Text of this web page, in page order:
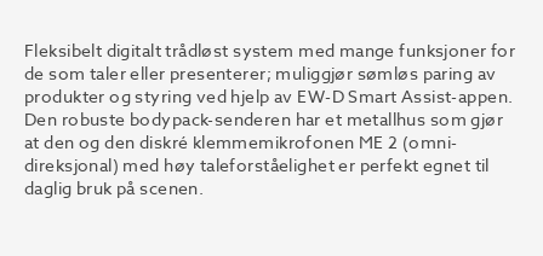
Fleksibelt digitalt trådløst system med mange funksjoner for
de som taler eller presenterer; muliggjør sømløs paring av
produkter og styring ved hjelp av EW-D Smart Assist-appen.
Den robuste bodypack-senderen har et metallhus som gjør
at den og den diskré klemmemikrofonen ME 2 (omni-
direksjonal) med høy taleforståelighet er perfekt egnet til
daglig bruk på scenen.